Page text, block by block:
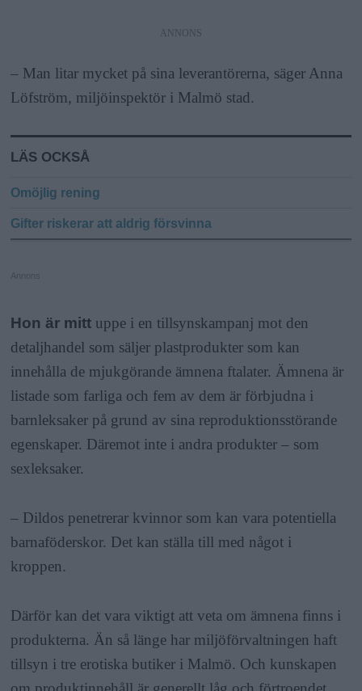
ANNONS
– Man litar mycket på sina leverantörerna, säger Anna
Löfström, miljöinspektör i Malmö stad.
LÄS OCKSÅ
Omöjlig rening
Gifter riskerar att aldrig försvinna
Annons
Hon är mitt uppe i en tillsynskampanj mot den
detaljhandel som säljer plastprodukter som kan
innehålla de mjukgörande ämnena ftalater. Ämnena är
listade som farliga och fem av dem är förbjudna i
barnleksaker på grund av sina reproduktionsstörande
egenskaper. Däremot inte i andra produkter – som
sexleksaker.
– Dildos penetrerar kvinnor som kan vara potentiella
barnaföderskor. Det kan ställa till med något i
kroppen.
Därför kan det vara viktigt att veta om ämnena finns i
produkterna. Än så länge har miljöförvaltningen haft
tillsyn i tre erotiska butiker i Malmö. Och kunskapen